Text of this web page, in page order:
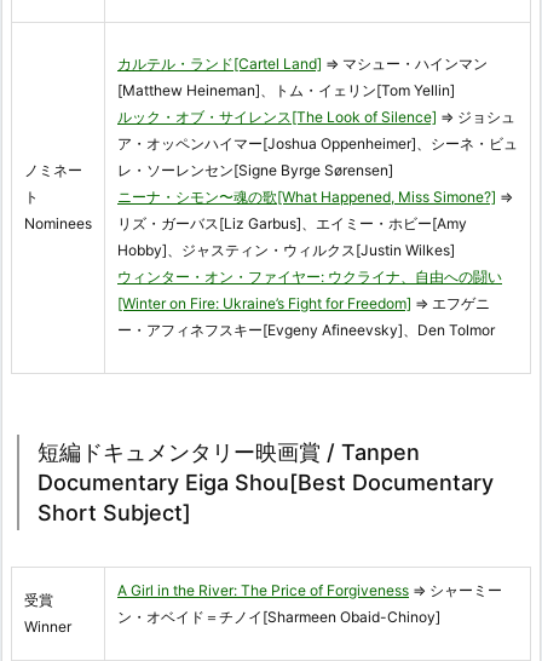
ノミネー
ト
Nominees
カルテル・ランド[Cartel Land] ⇒ マシュー・ハインマン
[Matthew Heineman]、トム・イェリン[Tom Yellin]
ルック・オブ・サイレンス[The Look of Silence] ⇒ ジョシュ
ア・オッペンハイマー[Joshua Oppenheimer]、シーネ・ビュ
レ・ソーレンセン[Signe Byrge Sørensen]
ニーナ・シモン〜魂の歌[What Happened, Miss Simone?] ⇒
リズ・ガーバス[Liz Garbus]、エイミー・ホビー[Amy
Hobby]、ジャスティン・ウィルクス[Justin Wilkes]
ウィンター・オン・ファイヤー: ウクライナ、自由への闘い
[Winter on Fire: Ukraine’s Fight for Freedom] ⇒ エフゲニ
ー・アフィネフスキー[Evgeny Afineevsky]、Den Tolmor
短編ドキュメンタリー映画賞 / Tanpen
Documentary Eiga Shou[Best Documentary
Short Subject]
受賞
Winner
A Girl in the River: The Price of Forgiveness ⇒ シャーミー
ン・オベイド＝チノイ[Sharmeen Obaid-Chinoy]